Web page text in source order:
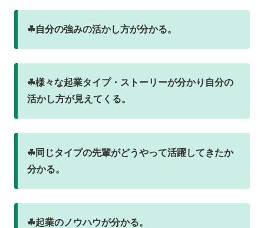
☘自分の強みの活かし方が分かる。
☘様々な起業タイプ・ストーリーが分かり自分の
活かし方が見えてくる。
☘同じタイプの先輩がどうやって活躍してきたか
分かる。
☘起業のノウハウが分かる。